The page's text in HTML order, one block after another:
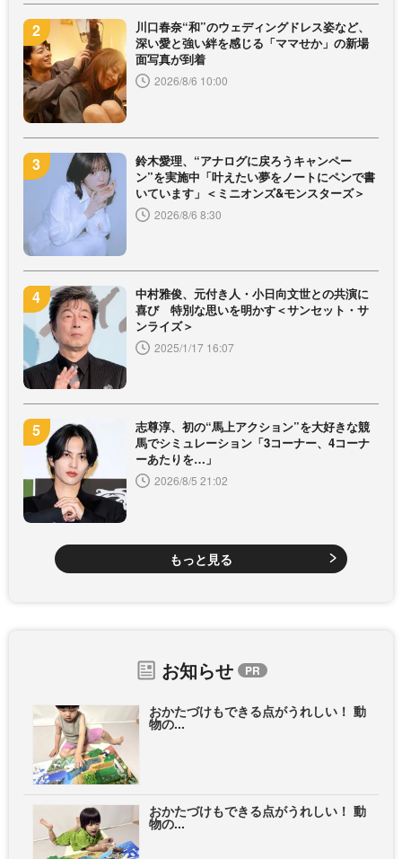
川口春奈“和”のウェディングドレス姿など、
深い愛と強い絆を感じる「ママせか」の新場
面写真が到着
2026/8/6 10:00
鈴木愛理、“アナログに戻ろうキャンペー
ン”を実施中「叶えたい夢をノートにペンで書
いています」＜ミニオンズ&モンスターズ＞
2026/8/6 8:30
中村雅俊、元付き人・小日向文世との共演に
喜び 特別な思いを明かす＜サンセット・サ
ンライズ＞
2025/1/17 16:07
志尊淳、初の“馬上アクション”を大好きな競
馬でシミュレーション「3コーナー、4コーナ
ーあたりを…」
2026/8/5 21:02
もっと見る
お知らせ
おかたづけもできる点がうれしい！ 動
物の...
おかたづけもできる点がうれしい！ 動
物の...